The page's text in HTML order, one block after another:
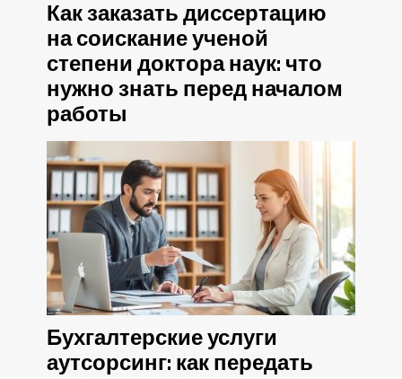
Как заказать диссертацию
на соискание ученой
степени доктора наук: что
нужно знать перед началом
работы
Бухгалтерские услуги
аутсорсинг: как передать